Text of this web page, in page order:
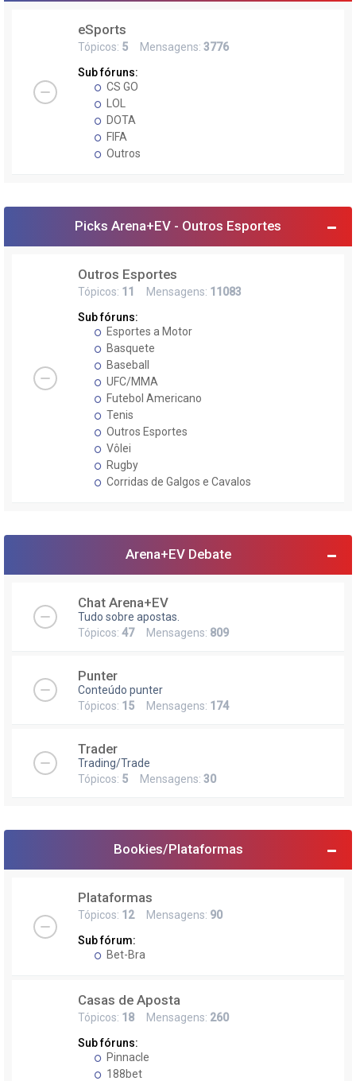
eSports
Tópicos: 5 Mensagens: 3776
Sub fóruns:
CS GO
LOL
DOTA
FIFA
Outros
Picks Arena+EV - Outros Esportes
Outros Esportes
Tópicos: 11 Mensagens: 11083
Sub fóruns:
Esportes a Motor
Basquete
Baseball
UFC/MMA
Futebol Americano
Tenis
Outros Esportes
Vôlei
Rugby
Corridas de Galgos e Cavalos
Arena+EV Debate
Chat Arena+EV
Tudo sobre apostas.
Tópicos: 47Mensagens: 809
Punter
Conteúdo punter
Tópicos: 15 Mensagens: 174
Trader
Trading/Trade
Tópicos: 5 Mensagens: 30
Bookies/Plataformas
Plataformas
Tópicos: 12Mensagens: 90
Sub fórum:
Bet-Bra
Casas de Aposta
Tópicos: 18 Mensagens: 260
Sub fóruns:
Pinnacle
188bet